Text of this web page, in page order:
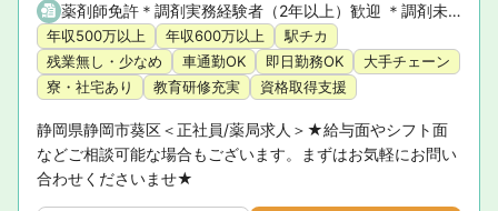
薬剤師免許＊調剤実務経験者（2年以上）歓迎 ＊調剤未経験の方もご相談ください
年収500万以上 年収600万以上
駅チカ
残業無し・少なめ
車通勤OK 即日勤務OK
大手チェーン
寮・社宅あり
教育研修充実 資格取得支援
静岡県静岡市葵区＜正社員/薬局求人＞★給与面やシフト面
などご相談可能な場合もございます。まずはお気軽にお問い
合わせくださいませ★